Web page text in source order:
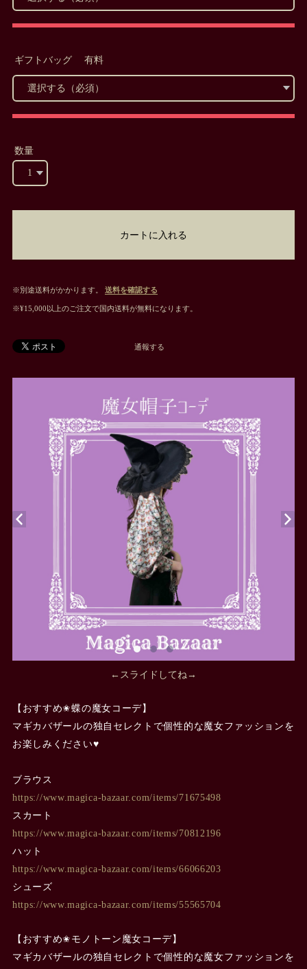
ギフトバッグ 有料
数量
カートに入れる
※別途送料がかかります。 送料を確認する
※¥15,000以上のご注文で国内送料が無料になります。
通報する
←スライドしてね→
【おすすめ✬蝶の魔女コーデ】
マギカバザールの独自セレクトで個性的な魔女ファッションを
お楽しみください♥
ブラウス
https://www.magica-bazaar.com/items/71675498
スカート
https://www.magica-bazaar.com/items/70812196
ハット
https://www.magica-bazaar.com/items/66066203
シューズ
https://www.magica-bazaar.com/items/55565704
【おすすめ✬モノトーン魔女コーデ】
マギカバザールの独自セレクトで個性的な魔女ファッションを